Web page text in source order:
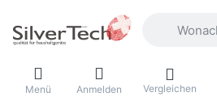
Menü Anmelden Vergleichen